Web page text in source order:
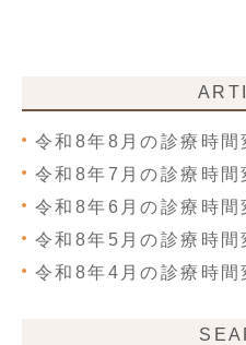
令和8年8月の診療時間
令和8年7月の診療時間
令和8年6月の診療時間
令和8年5月の診療時間
令和8年4月の診療時間